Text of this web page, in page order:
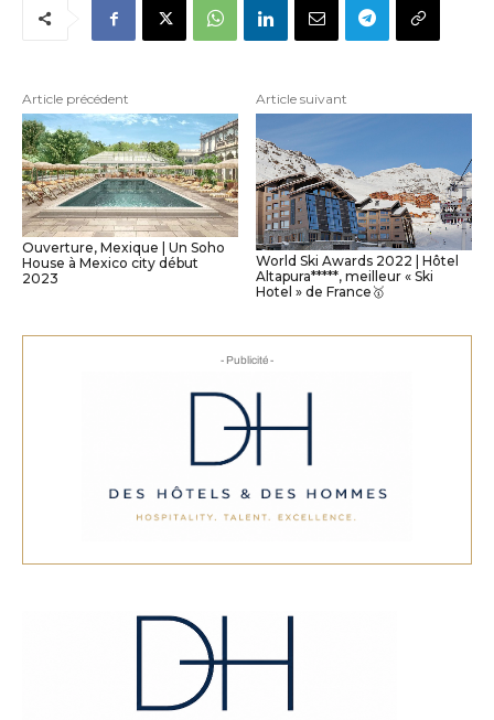
Article précédent
Ouverture, Mexique | Un Soho
House à Mexico city début
2023
Article suivant
World Ski Awards 2022 | Hôtel
Altapura*****, meilleur « Ski
Hotel » de France🥇
- Publicité -